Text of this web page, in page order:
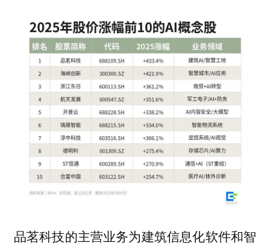
品茗科技的主营业务为建筑信息化软件和智